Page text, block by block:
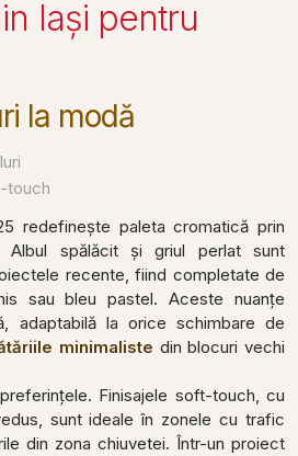
Iași pentru
la modă
touch
redefinește paleta cromatică prin
Albul spălăcit și griul perlat sunt
recente, fiind completate de
sau bleu pastel. Aceste nuanțe
adaptabilă la orice schimbare de
minimaliste din blocuri vechi
Finisajele soft-touch, cu
sunt ideale în zonele cu trafic
din zona chiuvetei. Într-un proiect